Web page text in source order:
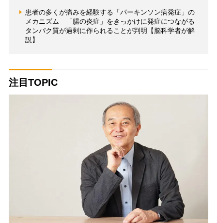
患者の多くが痛みを経験する「パーキンソン病発症」の
メカニズム 「腸の炎症」をきっかけに発症につながる
タンパク質が過剰に作られることが判明【脳科学者が解
説】
注目TOPIC